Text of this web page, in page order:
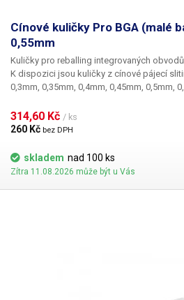
Cínové kuličky Pro BGA (malé
0,55mm
Kuličky pro reballing integrovaných
K dispozici jsou kuličky z cínové pájecí
0,3mm, 0,35mm, 0,4mm, 0,45mm, 0,5mm,
BGA mřížky pro překuličkování. Ampule
kuliček o daném průměru.
314,60 Kč / ks
260 Kč bez DPH
skladem nad 100 ks
Zítra 11.08.2026 může být u Vás